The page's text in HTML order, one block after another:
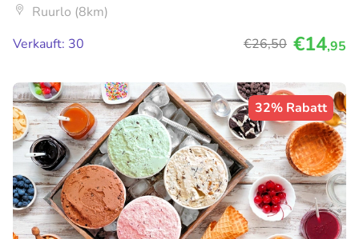
Ruurlo (8km)
Verkauft: 30
€26,50 €14,95
32% Rabatt